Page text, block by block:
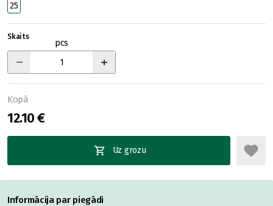
25
Skaits
pcs
Kopā
12.10 €
Uz grozu
Informācija par piegādi